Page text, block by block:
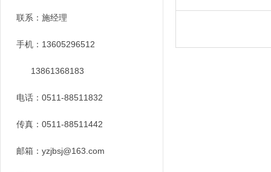
联系：施经理
手机：13605296512
13861368183
电话：0511-88511832
传真：0511-88511442
邮箱：yzjbsj@163.com